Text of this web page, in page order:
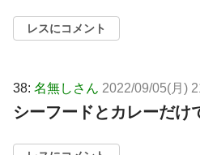
レスにコメント
38: 名無しさん 2022/09/05(月)
シーフードとカレーだけ